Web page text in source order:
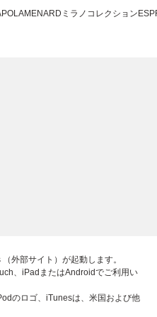
POLAMENARD ミラノコレクション
外部サイト）が起動します。
、iPadまたはAndroidでご利用い
のロゴ、iTunesは、米国および他